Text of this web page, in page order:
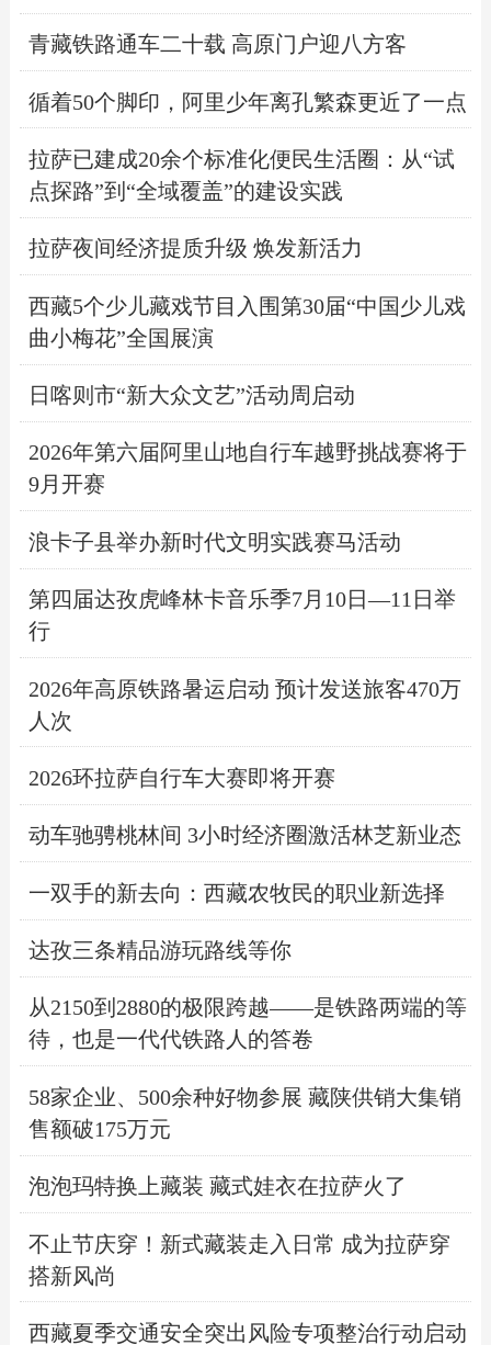
青藏铁路通车二十载 高原门户迎八方客
循着50个脚印，阿里少年离孔繁森更近了一点
拉萨已建成20余个标准化便民生活圈：从“试
点探路”到“全域覆盖”的建设实践
拉萨夜间经济提质升级 焕发新活力
西藏5个少儿藏戏节目入围第30届“中国少儿戏
曲小梅花”全国展演
日喀则市“新大众文艺”活动周启动
2026年第六届阿里山地自行车越野挑战赛将于
9月开赛
浪卡子县举办新时代文明实践赛马活动
第四届达孜虎峰林卡音乐季7月10日—11日举
行
2026年高原铁路暑运启动 预计发送旅客470万
人次
2026环拉萨自行车大赛即将开赛
动车驰骋桃林间 3小时经济圈激活林芝新业态
一双手的新去向：西藏农牧民的职业新选择
达孜三条精品游玩路线等你
从2150到2880的极限跨越——是铁路两端的等
待，也是一代代铁路人的答卷
58家企业、500余种好物参展 藏陕供销大集销
售额破175万元
泡泡玛特换上藏装 藏式娃衣在拉萨火了
不止节庆穿！新式藏装走入日常 成为拉萨穿
搭新风尚
西藏夏季交通安全突出风险专项整治行动启动